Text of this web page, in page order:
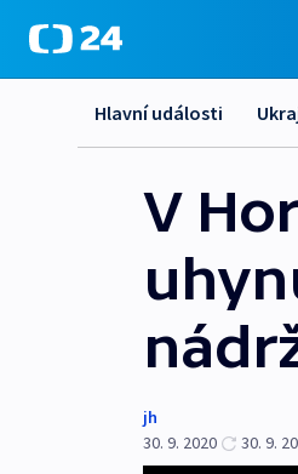
Hlavní události
V
jh
30. 9. 2020
30. 9.